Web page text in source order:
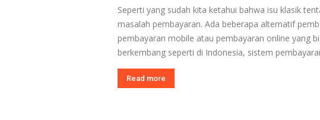
Seperti yang sudah kita ketahui bahwa isu klasik
masalah pembayaran. Ada beberapa alternatif
pembayaran mobile atau pembayaran online yang
berkembang seperti di Indonesia, sistem
Read more